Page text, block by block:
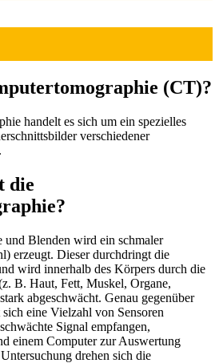
(CT)?
handelt es sich um ein spezielles
verschiedener
die
und Blenden wird ein schmaler
erzeugt. Dieser durchdringt die
wird innerhalb des Körpers durch die
B. Haut, Fett, Muskel, Organe,
abgeschwächt. Genau gegenüber
eine Vielzahl von Sensoren
Signal empfangen,
einem Computer zur Auswertung
drehen sich die